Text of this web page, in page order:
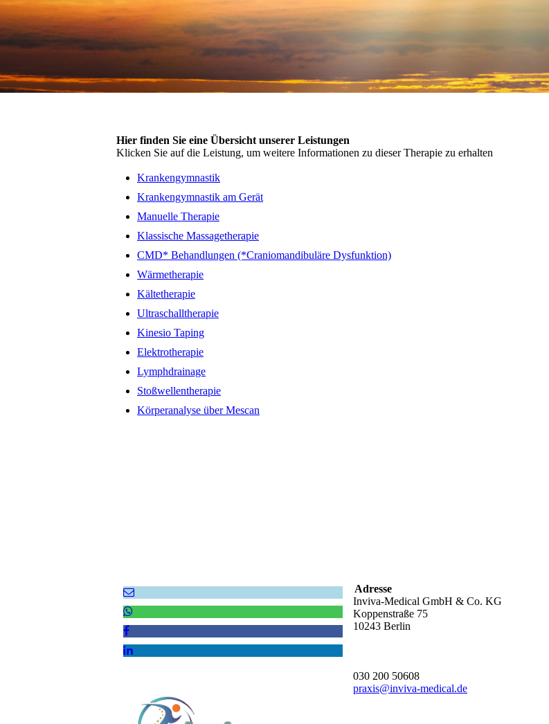
Hier finden Sie eine Übersicht unserer Leistungen
Klicken Sie auf die Leistung, um weitere Informationen zu dieser Therapie zu erhalten
Krankengymnastik
Krankengymnastik am Gerät
Manuelle Therapie
Klassische Massagetherapie
CMD* Behandlungen (*Craniomandibuläre Dysfunktion)
Wärmetherapie
Kältetherapie
Ultraschalltherapie
Kinesio Taping
Elektrotherapie
Lymphdrainage
Stoßwellentherapie
Körperanalyse über Mescan
Adresse
Inviva-Medical GmbH & Co. KG
Koppenstraße 75
10243 Berlin
030 200 50608
praxis@inviva-medical.de